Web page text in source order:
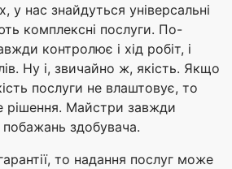
у нас знайдуться універсальні
комплексні послуги. По-
контролює і хід робіт, і
Ну і, звичайно ж, якість. Якщо
послуги не влаштовує, то
рішення. Майстри завжди
здобувача.
то надання послуг може